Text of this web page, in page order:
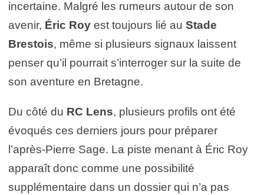
incertaine. Malgré les rumeurs autour de son
avenir, Éric Roy est toujours lié au Stade
Brestois, même si plusieurs signaux laissent
penser qu’il pourrait s’interroger sur la suite de
son aventure en Bretagne.
Du côté du RC Lens, plusieurs profils ont été
évoqués ces derniers jours pour préparer
l’après-Pierre Sage. La piste menant à Éric Roy
apparaît donc comme une possibilité
supplémentaire dans un dossier qui n’a pas